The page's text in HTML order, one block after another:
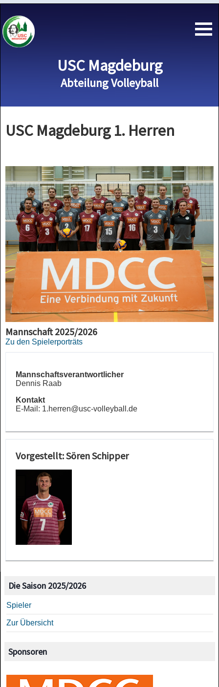
USC Magdeburg
Abteilung Volleyball
USC Magdeburg 1. Herren
Mannschaft 2025/2026
Zu den Spielerporträts
Mannschaftsverantwortlicher
Dennis Raab
Kontakt
E-Mail: 1.herren@usc-volleyball.de
Vorgestellt: Sören Schipper
Die Saison 2025/2026
Spieler
Zur Übersicht
Sponsoren